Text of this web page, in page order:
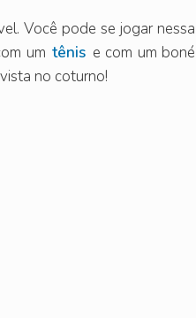
Você pode se jogar nessa
um tênis e com um boné
no coturno!